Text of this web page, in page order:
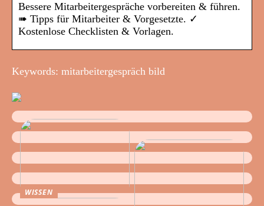
Bessere Mitarbeitergespräche vorbereiten & führen.
➠ Tipps für Mitarbeiter & Vorgesetzte. ✓
Kostenlose Checklisten & Vorlagen.
Keywords: mitarbeitergespräch bild
WISSEN